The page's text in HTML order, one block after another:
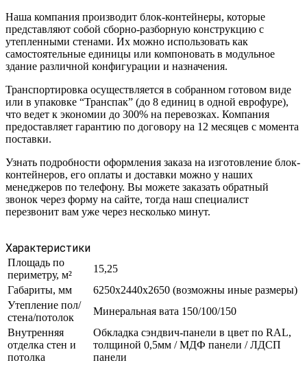
Наша компания производит блок-контейнеры, которые
представляют собой сборно-разборную конструкцию с
утепленными стенами. Их можно использовать как
самостоятельные единицы или компоновать в модульное
здание различной конфигурации и назначения.
Транспортировка осуществляется в собранном готовом виде
или в упаковке “Транспак” (до 8 единиц в одной еврофуре),
что ведет к экономии до 300% на перевозках. Компания
предоставляет гарантию по договору на 12 месяцев с момента
поставки.
Узнать подробности оформления заказа на изготовление блок-
контейнеров, его оплаты и доставки можно у наших
менеджеров по телефону. Вы можете заказать обратный
звонок через форму на сайте, тогда наш специалист
перезвонит вам уже через несколько минут.
Характеристики
Площадь по
периметру, м²
15,25
Габариты, мм
6250х2440х2650 (возможны иные размеры)
Утепление пол/
стена/потолок
Минеральная вата 150/100/150
Внутренняя
отделка стен и
потолка
Обкладка сэндвич-панели в цвет по RAL,
толщиной 0,5мм / МДФ панели / ЛДСП
панели